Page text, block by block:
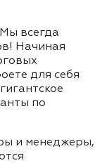
всегда
Начиная
для себя
по
и менеджеры,